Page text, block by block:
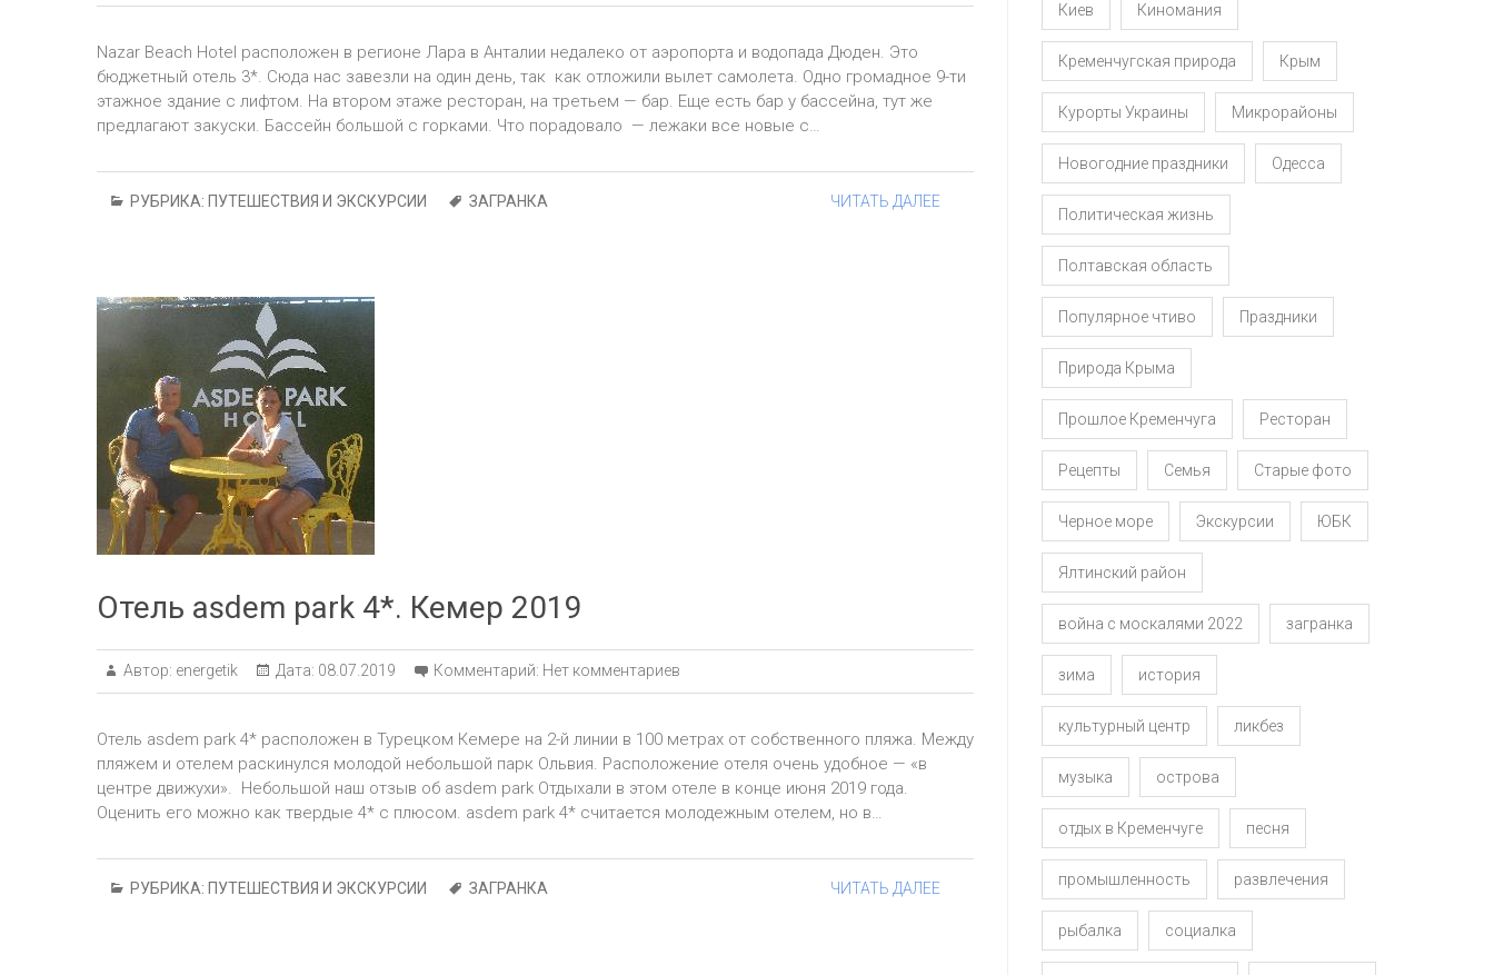
Nazar Beach Hotel расположен в регионе Лара в Анталии недалеко от аэропорта и водопада Дюден. Это
бюджетный отель 3*. Сюда нас завезли на один день, так как отложили вылет самолета. Одно громадное 9-ти
этажное здание с лифтом. На втором этаже ресторан, на третьем — бар. Еще есть бар у бассейна, тут же
предлагают закуски. Бассейн большой с горками. Что порадовало — лежаки все новые с…
РУБРИКА: ПУТЕШЕСТВИЯ И ЭКСКУРСИИ ЗАГРАНКА ЧИТАТЬ ДАЛЕЕ
Отель asdem park 4*. Кемер 2019
Автор: energetik Дата: 08.07.2019 Комментарий: Нет комментариев
Отель asdem park 4* расположен в Турецком Кемере на 2-й линии в 100 метрах от собственного пляжа. Между
пляжем и отелем раскинулся молодой небольшой парк Ольвия. Расположение отеля очень удобное — «в
центре движухи». Небольшой наш отзыв об asdem park Отдыхали в этом отеле в конце июня 2019 года.
Оценить его можно как твердые 4* с плюсом. asdem park 4* считается молодежным отелем, но в…
РУБРИКА: ПУТЕШЕСТВИЯ И ЭКСКУРСИИ ЗАГРАНКА ЧИТАТЬ ДАЛЕЕ
Киев Киномания
Кременчугская природа Крым
Курорты Украины Микрорайоны
Новогодние праздники Одесса
Политическая жизнь
Полтавская область
Популярное чтиво Праздники
Природа Крыма
Прошлое Кременчуга Ресторан
Рецепты Семья Старые фото
Черное море Экскурсии ЮБК
Ялтинский район
война с москалями 2022 загранка
зима история
культурный центр ликбез
музыка острова
отдых в Кременчуге песня
промышленность развлечения
рыбалка социалка